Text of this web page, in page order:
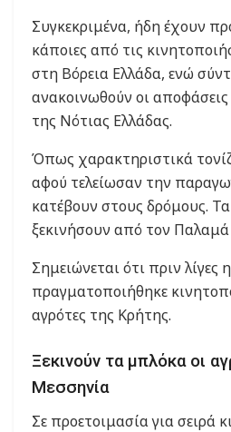
Συγκεκριμένα, ήδη έχουν
κάποιες από τις
στη Βόρεια Ελλάδα, ενώ
ανακοινωθούν οι
της Νότιας Ελλάδας.
Όπως χαρακτηριστικά
αφού τελείωσαν την
κατέβουν στους δρόμους.
ξεκινήσουν από τον Παλαμά
Σημειώνεται ότι πριν λίγες
πραγματοποιήθηκε
αγρότες της Κρήτης.
Ξεκινούν τα μπλόκα οι
Μεσσηνία
Σε προετοιμασία για σειρά